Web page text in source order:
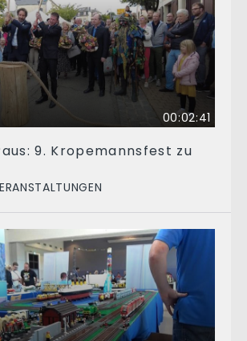
00:02:41
9. Kropemannsfest zu